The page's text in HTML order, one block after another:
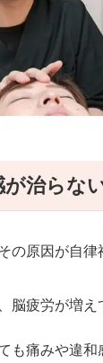
治らな
の原因が自律
脳疲労が増え
も痛みや違和